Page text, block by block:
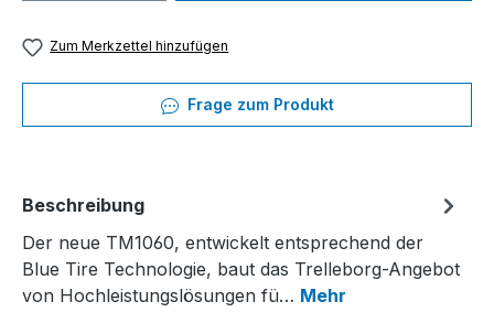
Zum Merkzettel hinzufügen
Frage zum Produkt
Beschreibung
Der neue TM1060, entwickelt entsprechend der
Blue Tire Technologie, baut das Trelleborg-Angebot
von Hochleistungslösungen fü… Mehr